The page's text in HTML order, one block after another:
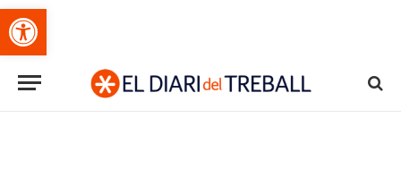
Obre la barra d'eines